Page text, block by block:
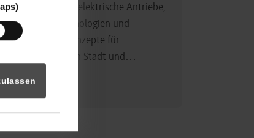
stehen elektrische Antriebe,
Batterietechnologien und
Fahrzeugkonzepte für
Mobilität in Stadt und…